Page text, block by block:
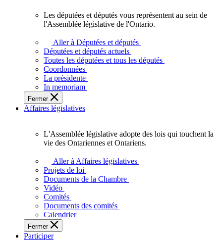
députés
vous
représentent
sein
de
l'Assemblée
législative
l'Ontario.
Les députées et députés vous représentent au sein de
l'Assemblée législative de l'Ontario.
Aller à Députées et députés
Députées et députés actuels
Toutes les députées et tous les députés
Coordonnées
La présidente
In memoriam
Fermer
Affaires législatives
L'Assemblée
adopte
touchent
des
Ontariennes
et
L'Assemblée législative adopte des lois qui touchent la
vie des Ontariennes et Ontariens.
Aller à Affaires législatives
Projets de loi
Documents de la Chambre
Vidéo
Comités
Documents des comités
Calendrier
Fermer
Participer